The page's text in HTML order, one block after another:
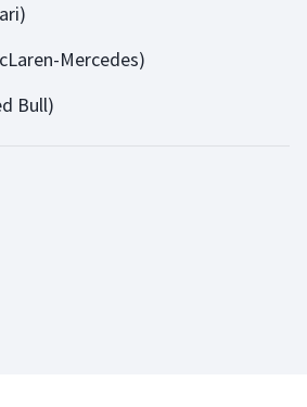
Mercedes)
Bull)